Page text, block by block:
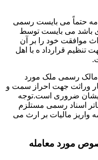
حتماً می بایست رسمی
باشد می بایست توسط
موافقت خود را بر آن
تنظیم قرارداد ه با اهل
مالک رسمی ملک مورد
وراثت جهت احراز سمت و
ایشان ضروری است.توجه
اسناد رسمی مستلزم
واریز مالیات بر ارث می
مورد معامله